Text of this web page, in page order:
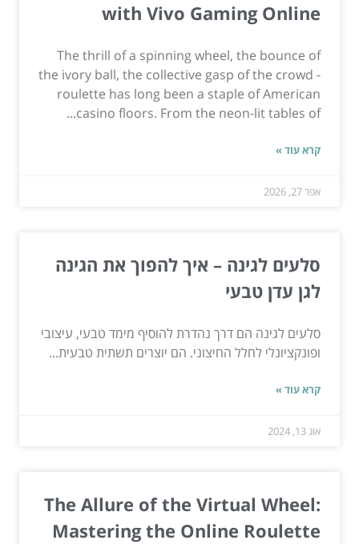
with Vivo Gaming Online
The thrill of a spinning wheel, the bounce of
the ivory ball, the collective gasp of the crowd -
roulette has long been a staple of American
casino floors. From the neon-lit tables of...
קרא עוד »
אפר 27, 2026
סלעים לגינה – איך להפוך את הגינה
לגן עדן טבעי
סלעים לגינה הם דרך נהדרת להוסיף מימד טבעי, עיצובי
ופונקציונלי לחלל החיצוני. הם יוצרים תשתית טבעית...
קרא עוד »
אוג 13, 2024
The Allure of the Virtual Wheel:
Mastering the Online Roulette